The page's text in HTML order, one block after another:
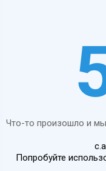
Что-то произошло и
Попробуйте